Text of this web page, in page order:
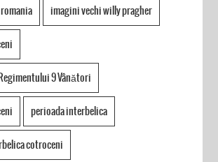
imagini vechi willy pragher
9 Vânători
perioada interbelica
cotroceni